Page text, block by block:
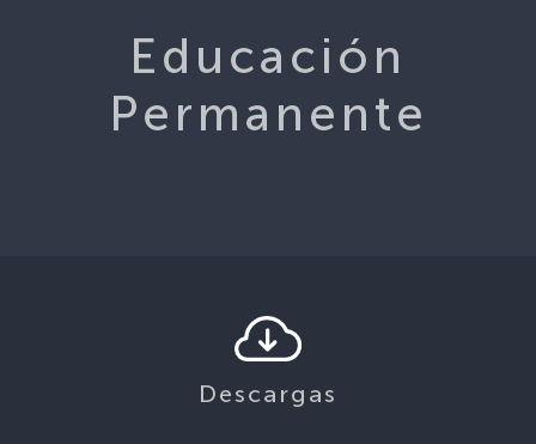
Educación
Permanente
Descargas